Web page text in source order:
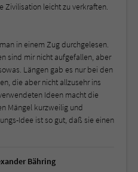
Zivilisation leicht zu verkraften.
in einem Zug durchgelesen.
sind mir nicht aufgefallen, aber
Längen gab es nur bei den
die aber nicht allzusehr ins
Ideen macht die
Mängel kurzweilig und
Idee ist so gut, daß sie einen
Bähring